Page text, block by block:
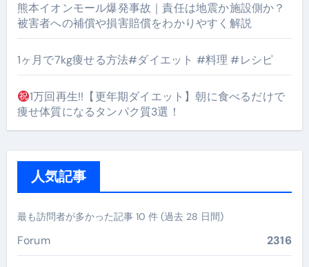
熊本イオンモール爆発事故｜責任は地震か施設側か？
被害者への補償や損害賠償をわかりやすく解説
1ヶ月で7kg痩せる方法#ダイエット #料理 #レシピ
1万回再生!!【更年期ダイエット】朝に食べるだけで
痩せ体質になるタンパク質3選！
人気記事
最も訪問者が多かった記事 10 件 (過去 28 日間)
Forum 2316